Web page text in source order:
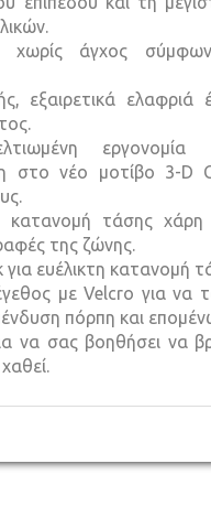
χωρίς άγχος
εξαιρετικά ελαφριά
εργονομία
στο νέο μοτίβο 3-D
κατανομή τάσης χάρη
της ζώνης.
για ευέλικτη κατανομή
με Velcro για να
πόρπη και
να σας βοηθήσει να